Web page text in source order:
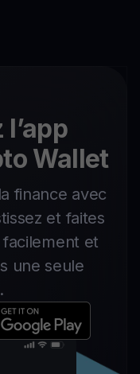
Wallet
finance avec
et faites
et
une seule